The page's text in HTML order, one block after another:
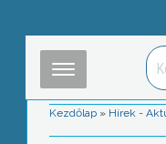
Kezdőlap » Hírek -